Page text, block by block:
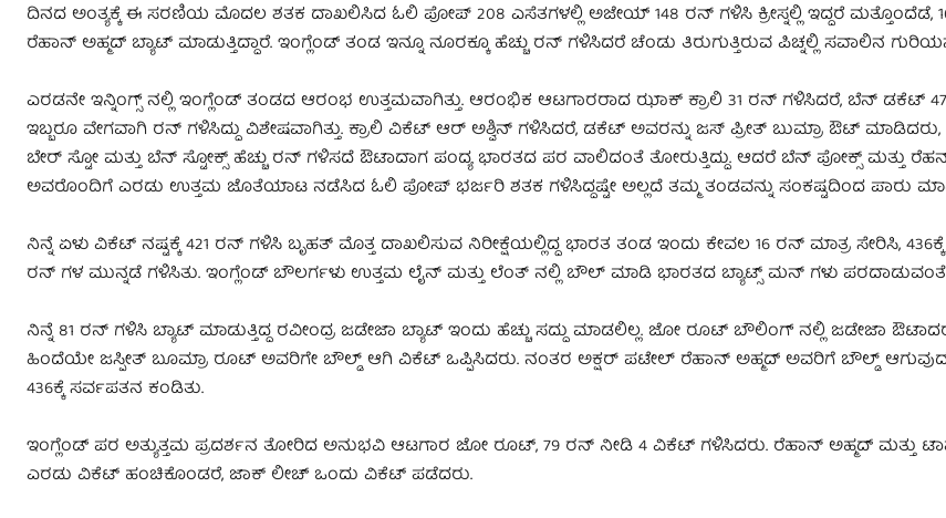
ದಿನದ ಅಂತ್ಯಕ್ಕೆ ಈ ಸರಣಿಯ ಮೊದಲ ಶತಕ ದಾಖಲಿಸಿದ ಓಲಿ ಪೋಪ್ 208 ಎಸೆತಗಳಲ್ಲಿ ಅಜೇಯ್ 148 ರನ್ ಗಳಿಸಿ ಕ್ರೀಸ್ನಲ್ಲಿ ಇದ್ದರೆ ಮತ್ತೊಂದೆಡೆ,
ರೆಹಾನ್ ಅಹ್ಮದ್ ಬ್ಯಾಟ್ ಮಾಡುತ್ತಿದ್ದಾರೆ. ಇಂಗ್ಲೆಂಡ್ ತಂಡ ಇನ್ನೂ ನೂರಕ್ಕೂ ಹೆಚ್ಚು ರನ್ ಗಳಿಸಿದರೆ ಚೆಂಡು ತಿರುಗುತ್ತಿರುವ ಪಿಚ್ನಲ್ಲಿ ಸವಾಲಿನ
ಎರಡನೇ ಇನ್ನಿಂಗ್ಸ್ ನಲ್ಲಿ ಇಂಗ್ಲೆಂಡ್ ತಂಡದ ಆರಂಭ ಉತ್ತಮವಾಗಿತ್ತು. ಆರಂಭಿಕ ಆಟಗಾರರಾದ ಝಾಕ್ ಕ್ರಾಲಿ 31 ರನ್ ಗಳಿಸಿದರೆ, ಬೆನ್ ಡಕೆಟ್
ಇಬ್ಬರೂ ವೇಗವಾಗಿ ರನ್ ಗಳಿಸಿದ್ದು ವಿಶೇಷವಾಗಿತ್ತು. ಕ್ರಾಲಿ ವಿಕೆಟ್ ಆರ್ ಅಶ್ವಿನ್ ಗಳಿಸಿದರೆ, ಡಕೆಟ್ ಅವರನ್ನು ಜಸ್ ಪ್ರೀತ್ ಬುಮ್ರಾ ಔಟ್
ಬೇರ್ ಸ್ಟೋ ಮತ್ತು ಬೆನ್ ಸ್ಟೋಕ್ಸ್ ಹೆಚ್ಚು ರನ್ ಗಳಿಸದೆ ಔಟಾದಾಗ ಪಂದ್ಯ ಭಾರತದ ಪರ ವಾಲಿದಂತೆ ತೋರುತ್ತಿದ್ದು. ಆದರೆ ಬೆನ್ ಪೋಕ್ಸ್ ಮತ್ತು
ಅವರೊಂದಿಗೆ ಎರಡು ಉತ್ತಮ ಜೊತೆಯಾಟ ನಡೆಸಿದ ಓಲಿ ಪೋಪ್ ಭರ್ಜರಿ ಶತಕ ಗಳಿಸಿದ್ದಷ್ಟೇ ಅಲ್ಲದೆ ತಮ್ಮ ತಂಡವನ್ನು ಸಂಕಷ್ಟದಿಂದ ಪಾರು
ನಿನ್ನೆ ಏಳು ವಿಕೆಟ್ ನಷ್ಟಕ್ಕೆ 421 ರನ್ ಗಳಿಸಿ ಬೃಹತ್ ಮೊತ್ತ ದಾಖಲಿಸುವ ನಿರೀಕ್ಷೆಯಲ್ಲಿದ್ದ ಭಾರತ ತಂಡ ಇಂದು ಕೇವಲ 16 ರನ್ ಮಾತ್ರ ಸೇರಿಸಿ,
ರನ್ ಗಳ ಮುನ್ನಡೆ ಗಳಿಸಿತು. ಇಂಗ್ಲೆಂಡ್ ಬೌಲರ್ಗಳು ಉತ್ತಮ ಲೈನ್ ಮತ್ತು ಲೆಂತ್ ನಲ್ಲಿ ಬೌಲ್ ಮಾಡಿ ಭಾರತದ ಬ್ಯಾಟ್ಸ್ ಮನ್ ಗಳು
ನಿನ್ನೆ 81 ರನ್ ಗಳಿಸಿ ಬ್ಯಾಟ್ ಮಾಡುತ್ತಿದ್ದ ರವೀಂದ್ರ ಜಡೇಜಾ ಬ್ಯಾಟ್ ಇಂದು ಹೆಚ್ಚು ಸದ್ದು ಮಾಡಲಿಲ್ಲ. ಜೋ ರೂಟ್ ಬೌಲಿಂಗ್ ನಲ್ಲಿ ಜಡೇಜಾ
ಹಿಂದೆಯೇ ಜಸ್ಪೀತ್ ಬೂಮ್ರಾ ರೂಟ್ ಅವರಿಗೇ ಬೌಲ್ಡ್ ಆಗಿ ವಿಕೆಟ್ ಒಪ್ಪಿಸಿದರು. ನಂತರ ಅಕ್ಷರ್ ಪಟೇಲ್ ರೆಹಾನ್ ಅಹ್ಮದ್ ಅವರಿಗೆ ಬೌಲ್ಡ್
436ಕ್ಕೆ ಸರ್ವಪತನ ಕಂಡಿತು.
ಇಂಗ್ಲೆಂಡ್ ಪರ ಅತ್ಯುತ್ತಮ ಪ್ರದರ್ಶನ ತೋರಿದ ಅನುಭವಿ ಆಟಗಾರ ಜೋ ರೂಟ್, 79 ರನ್ ನೀಡಿ 4 ವಿಕೆಟ್ ಗಳಿಸಿದರು. ರೆಹಾನ್ ಅಹ್ಮದ್ ಮತ್ತು
ಎರಡು ವಿಕೆಟ್ ಹಂಚಿಕೊಂಡರೆ, ಜಾಕ್ ಲೀಚ್ ಒಂದು ವಿಕೆಟ್ ಪಡೆದರು.